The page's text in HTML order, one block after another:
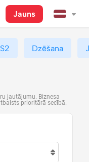
Jauns
Dzēšana
jautājumu. Biznesa
prioritārā secībā.